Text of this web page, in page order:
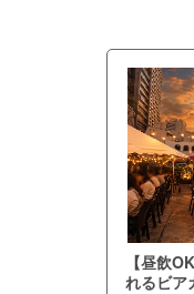
【昼飲
れるビア